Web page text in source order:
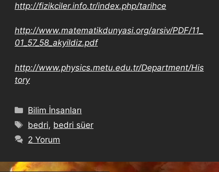
http://fizikciler.info.tr/index.php/tarihce
http://www.matematikdunyasi.org/arsiv/PDF/11_
01_57_58_akyildiz.pdf
http://www.physics.metu.edu.tr/Department/His
tory
Bilim İnsanları
bedri, bedri süer
2 Yorum